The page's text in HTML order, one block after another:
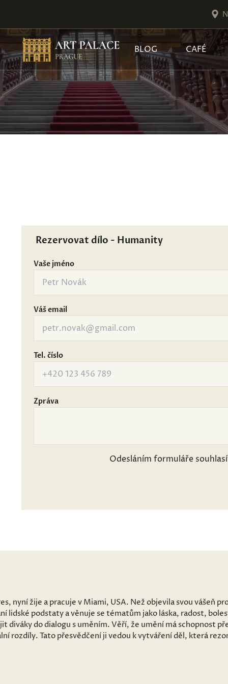
BLOG CAFÉ
Rezervovat dílo - Humanity
Vaše jméno
Váš email
Tel. číslo
Zpráva
Odesláním formuláře
nyní žije a pracuje v Miami, USA. Než objevila svou vášeň
lidské podstaty a věnuje se tématům jako láska, radost,
diváky do dialogu s uměním. Věří, že umění má schopnost
rozdíly. Tato přesvědčení ji vedou k vytváření děl, která